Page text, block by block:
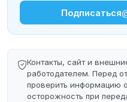
Подписаться
Контакты, сайт и
работодателем. Перед
проверить информацию
осторожность при